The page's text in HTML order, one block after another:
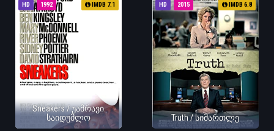
HD 1992 IMDB 7.1
Sneakers / უამრავი
საიდუმლო
HD 2015 IMDB 6.8
Truth / სიმართლე